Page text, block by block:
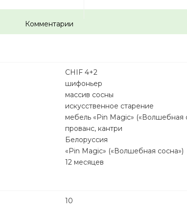
Комментарии
CHIF 4+2
шифоньер
массив сосны
искусственное старение
мебель «Pin Magic» («Волшебная
прованс, кантри
Белоруссия
«Pin Magic» («Волшебная сосна»)
12 месяцев
10